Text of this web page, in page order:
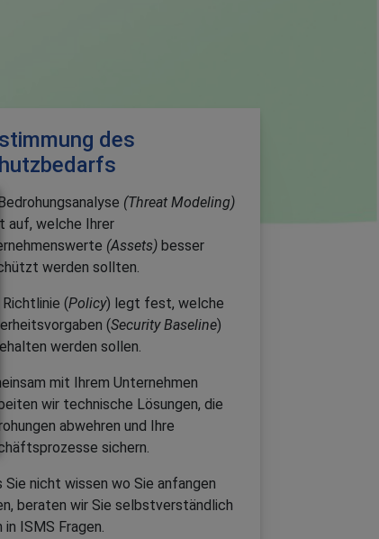
des
Bedrohungsanalyse (Threat Modeling)
auf, welche Ihrer
(Assets) besser
werden sollten.
Richtlinie (Policy) legt fest, welche
(Security Baseline)
werden sollen.
mit Ihrem Unternehmen
wir technische Lösungen, die
abwehren und Ihre
sichern.
Sie nicht wissen wo Sie anfangen
beraten wir Sie selbstverständlich
in ISMS Fragen.